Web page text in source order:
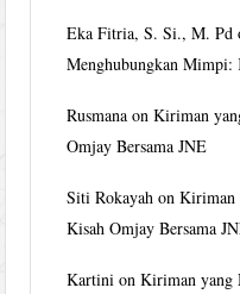
Eka Fitria, S. Si., M. Pd
Menghubungkan Mimpi:
Rusmana onKiriman
Omjay Bersama JNE
Siti Rokayah onKiriman
Kisah Omjay Bersama
Kartini onKiriman yang